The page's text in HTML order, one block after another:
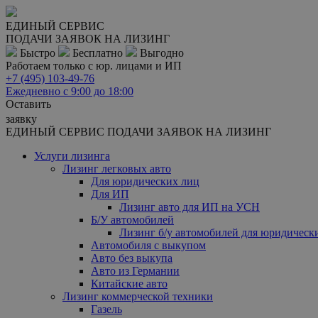
ЕДИНЫЙ СЕРВИС
ПОДАЧИ ЗАЯВОК НА ЛИЗИНГ
Быстро
Бесплатно
Выгодно
Работаем только с юр. лицами и ИП
+7 (495) 103-49-76
Ежедневно с 9:00 до 18:00
Оставить
заявку
ЕДИНЫЙ СЕРВИС ПОДАЧИ ЗАЯВОК НА ЛИЗИНГ
Услуги лизинга
Лизинг легковых авто
Для юридических лиц
Для ИП
Лизинг авто для ИП на УСН
Б/У автомобилей
Лизинг б/у автомобилей для
Автомобиля с выкупом
Авто без выкупа
Авто из Германии
Китайские авто
Лизинг коммерческой техники
Газель